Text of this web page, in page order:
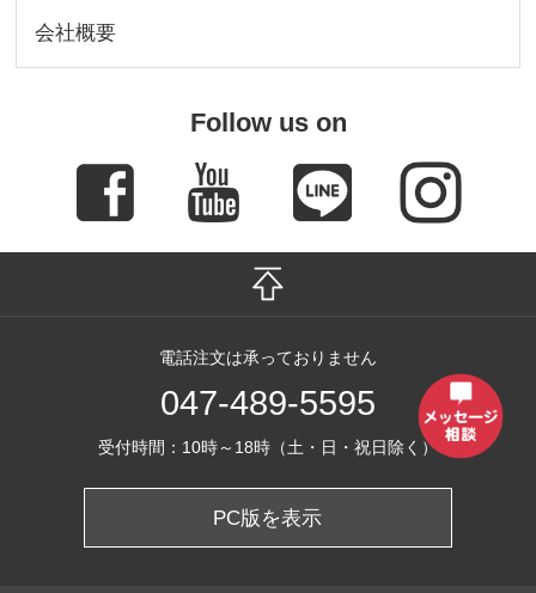
会社概要
Follow us on
電話注文は承っておりません
047-489-5595
受付時間：10時～18時（土・日・祝日除く）
PC版を表示